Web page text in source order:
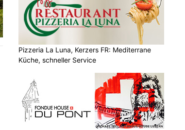
Pizzeria La Luna, Kerzers FR: Mediterrane
Küche, schneller Service